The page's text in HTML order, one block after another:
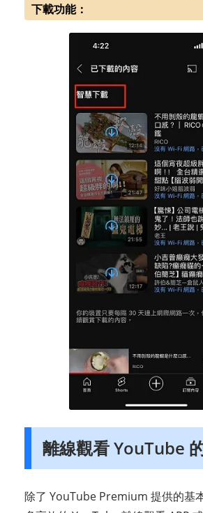
下載功能：
離線觀看 YouTube
除了 YouTube Premium 提供的基